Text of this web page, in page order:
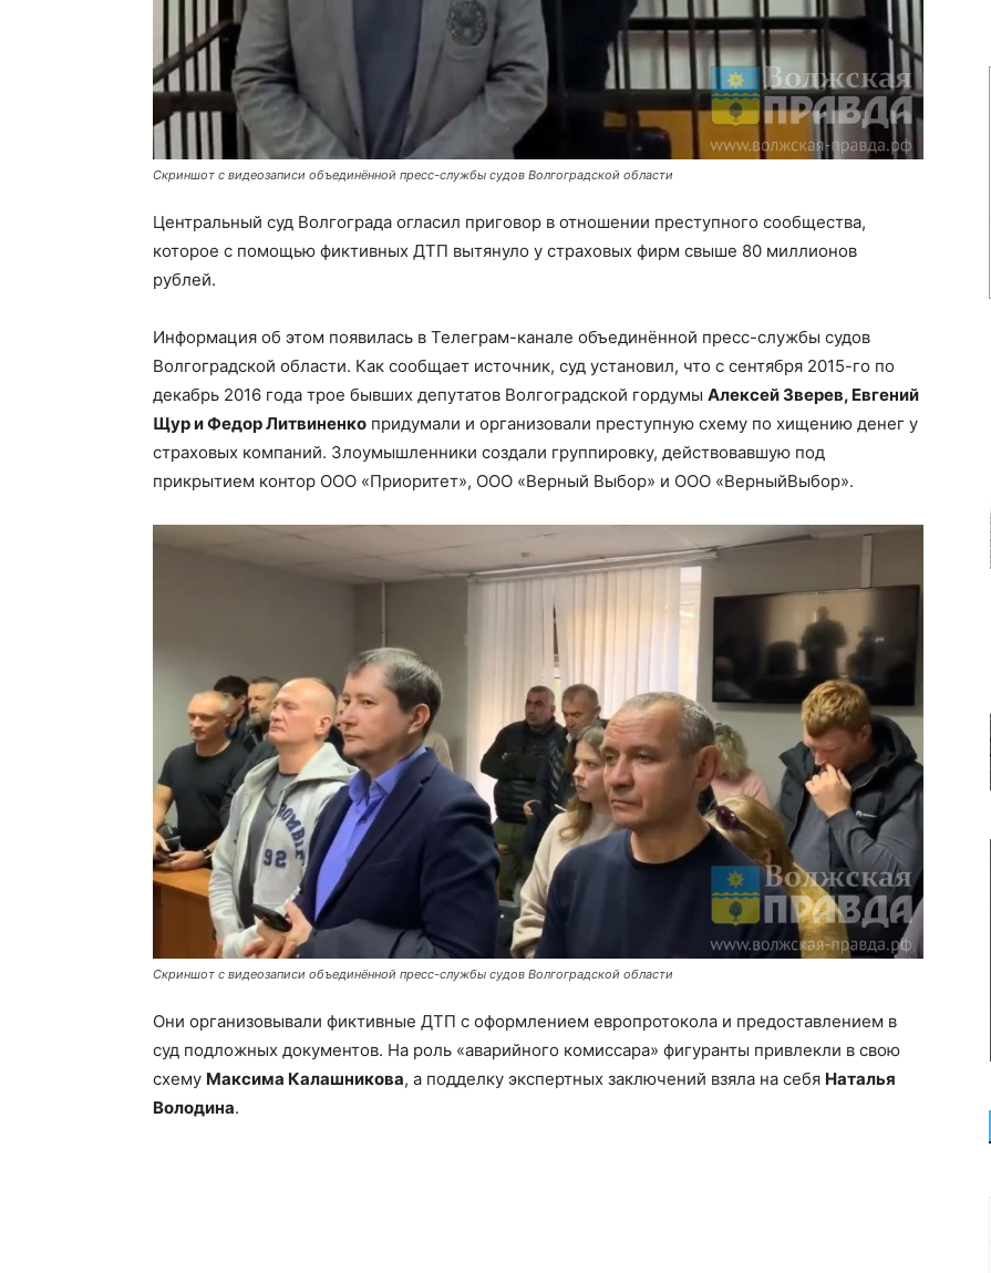
Скриншот с видеозаписи объединённой пресс-службы судов Волгоградской области
Центральный суд Волгограда огласил приговор в отношении преступного сообщества,
которое с помощью фиктивных ДТП вытянуло у страховых фирм свыше 80 миллионов
рублей.
Информация об этом появилась в Телеграм-канале объединённой пресс-службы судов
Волгоградской области. Как сообщает источник, суд установил, что с сентября 2015-го по
декабрь 2016 года трое бывших депутатов Волгоградской гордумы Алексей Зверев, Евгений
Щур и Федор Литвиненко придумали и организовали преступную схему по хищению денег у
страховых компаний. Злоумышленники создали группировку, действовавшую под
прикрытием контор ООО «Приоритет», ООО «Верный Выбор» и ООО «ВерныйВыбор».
Скриншот с видеозаписи объединённой пресс-службы судов Волгоградской области
Они организовывали фиктивные ДТП с оформлением европротокола и предоставлением в
суд подложных документов. На роль «аварийного комиссара» фигуранты привлекли в свою
схему Максима Калашникова, а подделку экспертных заключений взяла на себя Наталья
Володина.